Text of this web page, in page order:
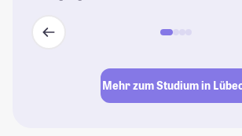
Mehr zum Studium in